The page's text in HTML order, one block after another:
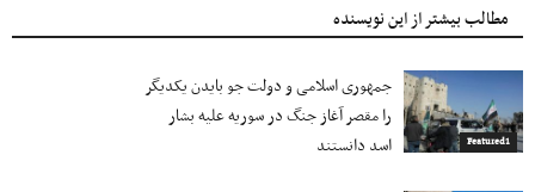
مطالب بیشتر از این نویسنده
Featured1
جمهوری اسلامی و دولت جو بایدن یکدیگر
را مقصر آغاز جنگ در سوریه علیه بشار
اسد دانستند